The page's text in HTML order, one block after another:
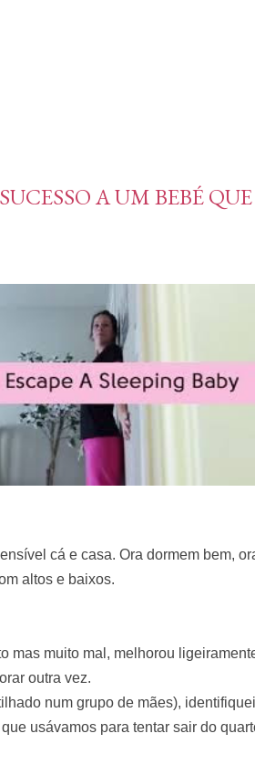
A UM BEBÉ
cá e casa. Ora dormem bem,
altos e baixos.
mas muito mal, melhorou
outra vez.
num grupo de mães),
usávamos para tentar sair do